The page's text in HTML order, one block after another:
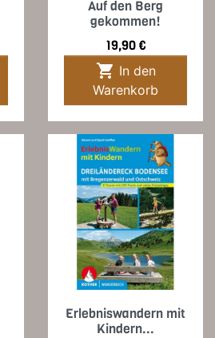
Auf den Berg
gekommen!
Preis
19,90 €

Warenkorb
Erlebniswandern mit
Kindern...